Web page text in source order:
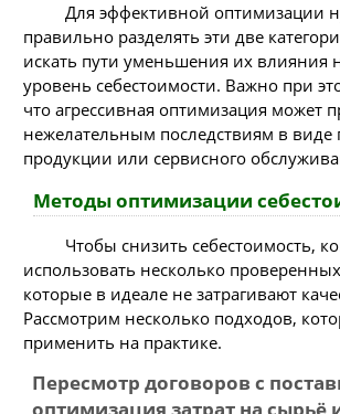
Для эффективной оптимизации
правильно разделять эти две
искать пути уменьшения их влияния
уровень себестоимости. Важно при
что агрессивная оптимизация может
нежелательным последствиям в виде
продукции или сервисного
Методы оптимизации
Чтобы снизить себестоимость,
использовать несколько
которые в идеале не затрагивают
Рассмотрим несколько подходов,
применить на практике.
Пересмотр договоров с